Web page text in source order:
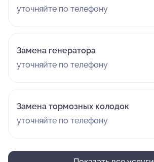
уточняйте по телефону
Замена генератора
уточняйте по телефону
Замена тормозных колодок
уточняйте по телефону